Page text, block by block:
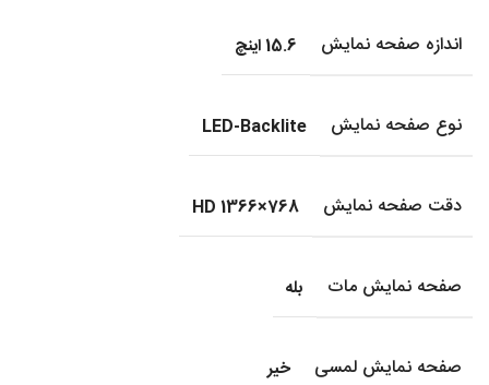
اندازه صفحه نمایش 15.6 اینچ
نوع صفحه نمایش LED-Backlite
دقت صفحه نمایش HD 1366×768
صفحه نمایش مات بله
صفحه نمایش لمسی خیر